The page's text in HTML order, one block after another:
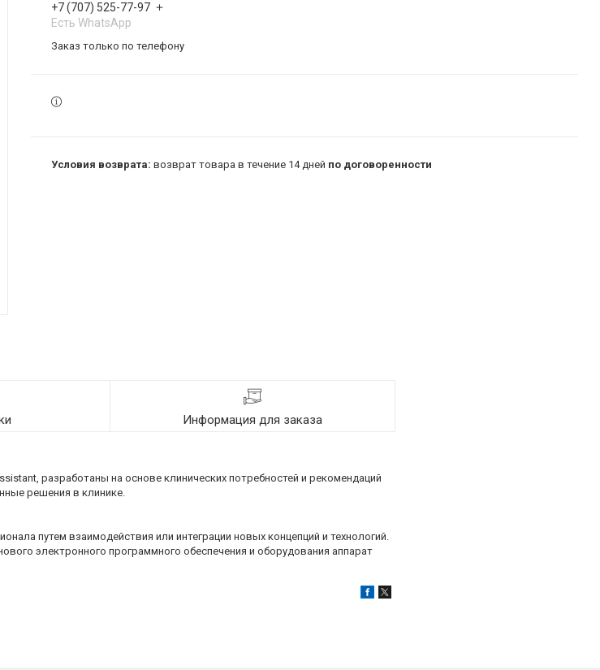
+7 (707) 525-77-97
Есть WhatsApp
Заказ только по телефону
возврат товара в течение 14 дней по договоренности
Информация для заказа
разработаны на основе клинических потребностей и рекомендаций
решения в клинике.
путем взаимодействия или интеграции новых концепций и технологий.
электронного программного обеспечения и оборудования аппарат